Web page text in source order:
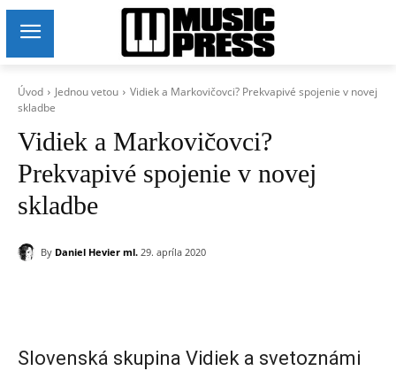
Úvod Jednou vetou
Vidiek a Markovičovci? Prekvapivé spojenie v novej
skladbe
Vidiek a Markovičovci?
Prekvapivé spojenie v novej
skladbe
By Daniel Hevier ml. 29. apríla 2020
Slovenská skupina Vidiek a svetoznámi